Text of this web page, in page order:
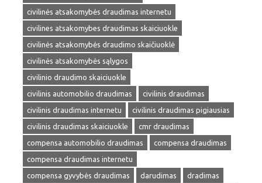
civilinės atsakomybės draudimas internetu
civilines atsakomybes draudimas skaiciuokle
civilinės atsakomybės draudimo skaičiuoklė
civilinės atsakomybės sąlygos
civilinio draudimo skaiciuokle
civilinis automobilio draudimas
civilinis draudimas
civilinis draudimas internetu
civilinis draudimas pigiausias
civilinis draudimas skaiciuokle
cmr draudimas
compensa automobilio draudimas
compensa draudimas
compensa draudimas internetu
compensa gyvybės draudimas
darudimas
dradimas